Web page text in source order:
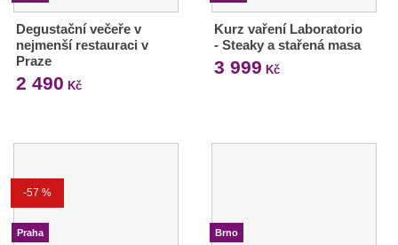
Degustační večeře v
nejmenší restauraci v
Praze
2 490 Kč
Kurz vaření Laboratorio
- Steaky a stařená masa
3 999 Kč
-57 %
Praha Brno